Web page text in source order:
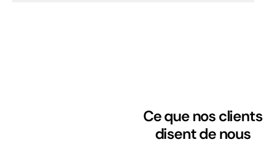
Ce que nos clients
disent de nous